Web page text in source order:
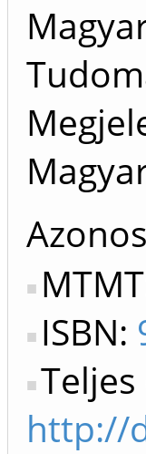
ISBN:
http://